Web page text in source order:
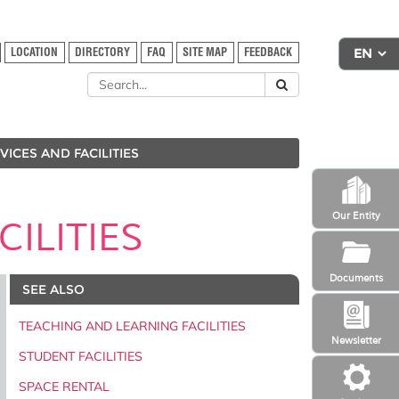
Newsletter
Our Entity
Documents
LOCATION DIRECTORY FAQ SITE MAP FEEDBACK
AND FACILITIES
SEE ALSO
TEACHING AND LEARNING FACILITIES
STUDENT FACILITIES
SPACE RENTAL